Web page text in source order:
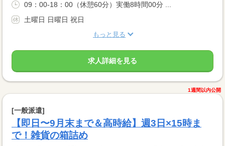
09：00-18：00（休憩60分）実働8時間00分 ...
土曜日 日曜日 祝日
もっと見る
求人詳細を見る
1週間以内公開
[一般派遣]
【即日〜9月末まで＆高時給】週3日×15時ま
で！雑貨の箱詰め